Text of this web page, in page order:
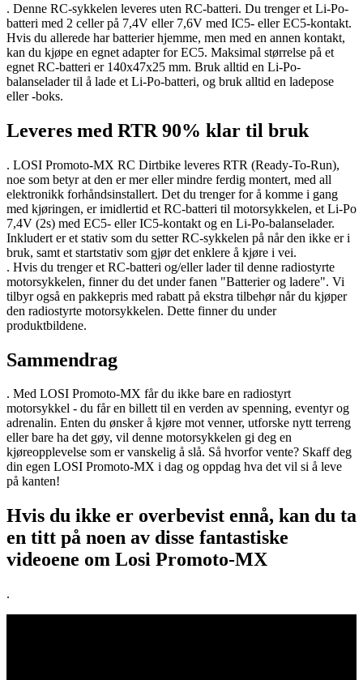
. Denne RC-sykkelen leveres uten RC-batteri. Du trenger et Li-Po-
batteri med 2 celler på 7,4V eller 7,6V med IC5- eller EC5-kontakt.
Hvis du allerede har batterier hjemme, men med en annen kontakt,
kan du kjøpe en egnet adapter for EC5. Maksimal størrelse på et
egnet RC-batteri er 140x47x25 mm. Bruk alltid en Li-Po-
balanselader til å lade et Li-Po-batteri, og bruk alltid en ladepose
eller -boks.
Leveres med RTR 90% klar til bruk
. LOSI Promoto-MX RC Dirtbike leveres RTR (Ready-To-Run),
noe som betyr at den er mer eller mindre ferdig montert, med all
elektronikk forhåndsinstallert. Det du trenger for å komme i gang
med kjøringen, er imidlertid et RC-batteri til motorsykkelen, et Li-Po
7,4V (2s) med EC5- eller IC5-kontakt og en Li-Po-balanselader.
Inkludert er et stativ som du setter RC-sykkelen på når den ikke er i
bruk, samt et startstativ som gjør det enklere å kjøre i vei.
. Hvis du trenger et RC-batteri og/eller lader til denne radiostyrte
motorsykkelen, finner du det under fanen "Batterier og ladere". Vi
tilbyr også en pakkepris med rabatt på ekstra tilbehør når du kjøper
den radiostyrte motorsykkelen. Dette finner du under
produktbildene.
Sammendrag
. Med LOSI Promoto-MX får du ikke bare en radiostyrt
motorsykkel - du får en billett til en verden av spenning, eventyr og
adrenalin. Enten du ønsker å kjøre mot venner, utforske nytt terreng
eller bare ha det gøy, vil denne motorsykkelen gi deg en
kjøreopplevelse som er vanskelig å slå. Så hvorfor vente? Skaff deg
din egen LOSI Promoto-MX i dag og oppdag hva det vil si å leve
på kanten!
Hvis du ikke er overbevist ennå, kan du ta
en titt på noen av disse fantastiske
videoene om Losi Promoto-MX
.